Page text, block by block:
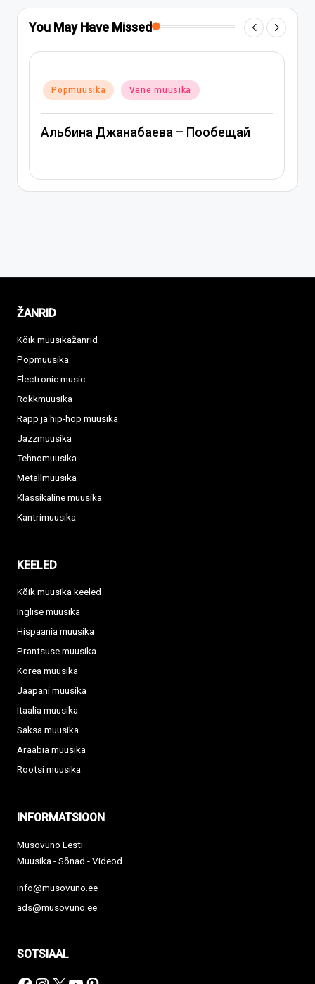
You May Have Missed
in
Popmuusika Vene muusika
Митя Фомин и Альбина Джанабаева –
Спасибо, сердце
ŽANRID
Kõik muusikažanrid
Popmuusika
Electronic music
Rokkmuusika
Räpp ja hip-hop muusika
Jazzmuusika
Tehnomuusika
Metallmuusika
Klassikaline muusika
Kantrimuusika
KEELED
Kõik muusika keeled
Inglise muusika
Hispaania muusika
Prantsuse muusika
Korea muusika
Jaapani muusika
Itaalia muusika
Saksa muusika
Araabia muusika
Rootsi muusika
INFORMATSIOON
Musovuno Eesti
Muusika - Sõnad - Videod
info@musovuno.ee
ads@musovuno.ee
SOTSIAAL